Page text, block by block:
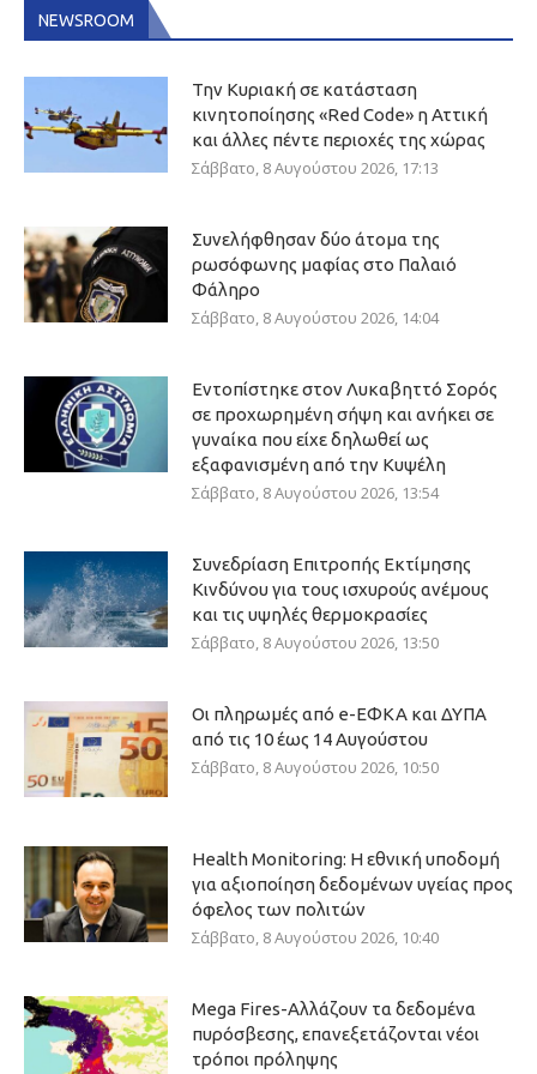
NEWSROOM
Την Κυριακή σε κατάσταση
κινητοποίησης «Red Code» η Αττική
και άλλες πέντε περιοχές της χώρας
Σάββατο, 8 Αυγούστου 2026, 17:13
Συνελήφθησαν δύο άτομα της
ρωσόφωνης μαφίας στο Παλαιό
Φάληρο
Σάββατο, 8 Αυγούστου 2026, 14:04
Εντοπίστηκε στον Λυκαβηττό Σορός
σε προχωρημένη σήψη και ανήκει σε
γυναίκα που είχε δηλωθεί ως
εξαφανισμένη από την Κυψέλη
Σάββατο, 8 Αυγούστου 2026, 13:54
Συνεδρίαση Επιτροπής Εκτίμησης
Κινδύνου για τους ισχυρούς ανέμους
και τις υψηλές θερμοκρασίες
Σάββατο, 8 Αυγούστου 2026, 13:50
Οι πληρωμές από e-ΕΦΚΑ και ΔΥΠΑ
από τις 10 έως 14 Αυγούστου
Σάββατο, 8 Αυγούστου 2026, 10:50
Health Monitoring: Η εθνική υποδομή
για αξιοποίηση δεδομένων υγείας προς
όφελος των πολιτών
Σάββατο, 8 Αυγούστου 2026, 10:40
Mega Fires-Αλλάζουν τα δεδομένα
πυρόσβεσης, επανεξετάζονται νέοι
τρόποι πρόληψης